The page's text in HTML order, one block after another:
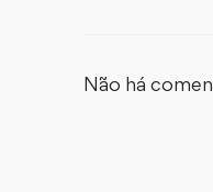
Não há